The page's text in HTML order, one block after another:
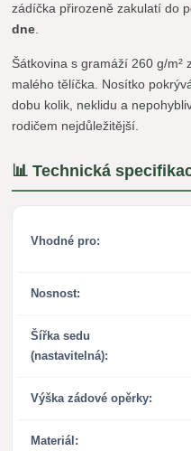
zádíčka přirozeně zakulatí do
dne
Šátkovina s gramáží 260 g/
malého tělíčka. Nosítko
dobu kolik, neklidu a
rodičem nejdůležitější.
📊 Technická
Vhodné pro:
Nosnost:
Šířka sedu
(nastavitelná):
Výška zádové opěrky:
Materiál: